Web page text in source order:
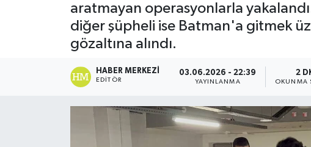
aratmayan operasyonlarla
diğer şüpheli ise Batman'a gitmek
gözaltına alındı.
HABER MERKEZI
EDITÖR
03.06.2026 - 22:39
YAYINLANMA
2
OKUNMA
Politika
Tokat Spor
Ekonomi
Tüm Manşetler
Son Dakika Haberleri
Haber Arşivi